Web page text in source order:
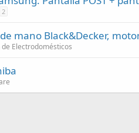
2
mano Black&Decker,
de Electrodomésticos